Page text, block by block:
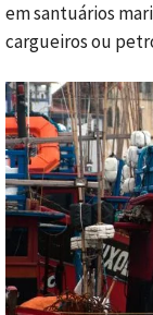
em santuários
cargueiros ou